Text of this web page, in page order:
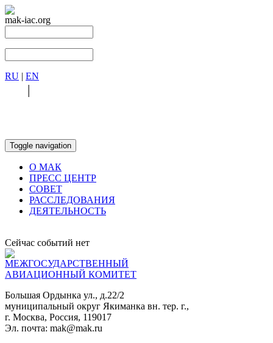
mak-iac.org
RU | EN
|
Toggle navigation
О МАК
ПРЕСС ЦЕНТР
СОВЕТ
РАССЛЕДОВАНИЯ
ДЕЯТЕЛЬНОСТЬ
Сейчас событий нет
МЕЖГОСУДАРСТВЕННЫЙ
АВИАЦИОННЫЙ КОМИТЕТ
Большая Ордынка ул., д.22/2
муниципальный округ Якиманка вн. тер. г.,
г. Москва, Россия, 119017
Эл. почта: mak@mak.ru